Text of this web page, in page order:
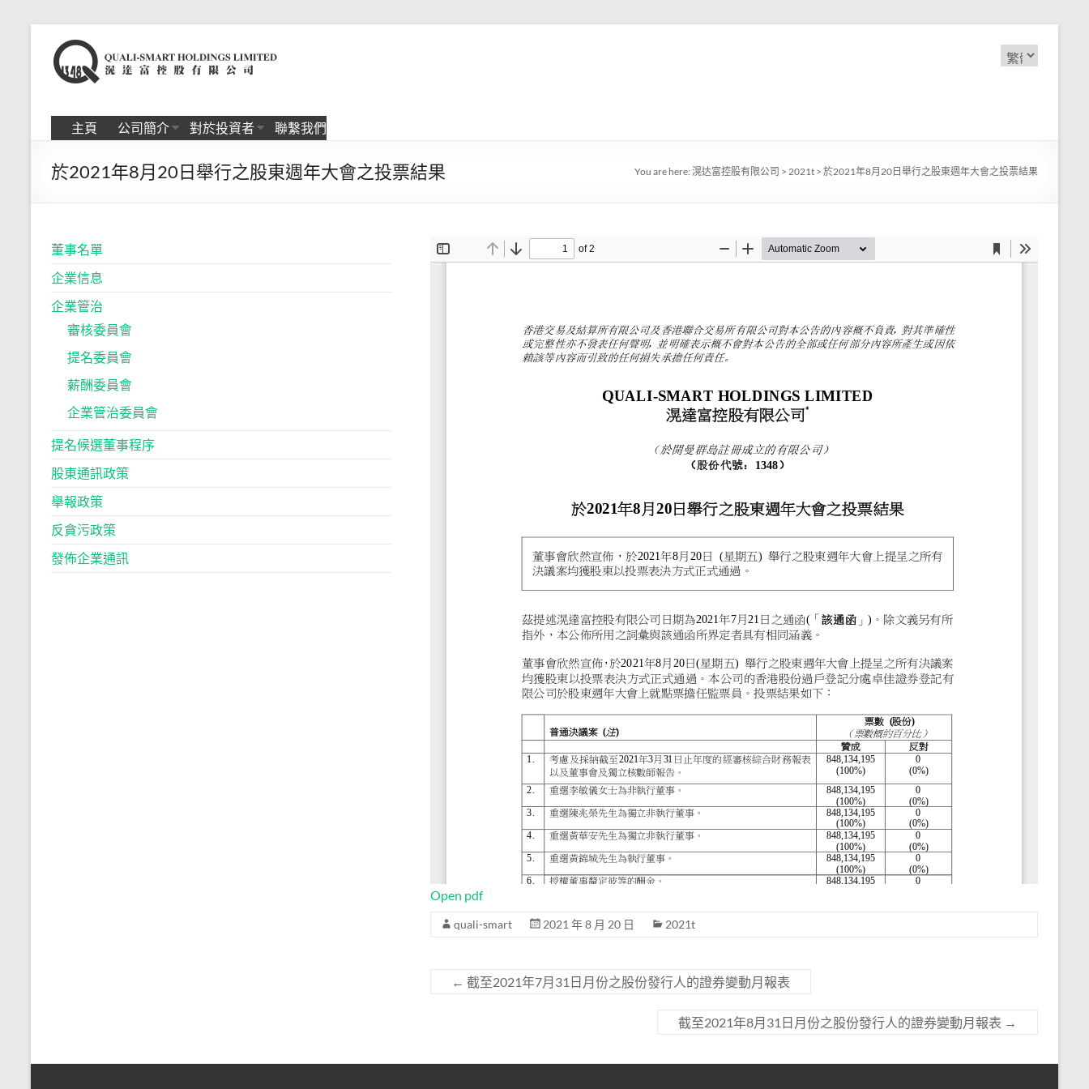
content
滉
达
富
控
股
限
公
司
Choose
a
主頁 公司簡介 對於投資者 聯繫我們
於2021年8月20日舉行之股東週年大會之投票結果 You are here: 滉达富控股有限公司 > 2021t > 於2021年8月20日舉行之股東週年大會之投票結果
Open pdf
quali-smart 2021 年 8 月 20 日 2021t
← 截至2021年7月31日月份之股份發行人的證券變動月報表
截至2021年8月31日月份之股份發行人的證券變動月報表 →
董事名單
企業信息
企業管治
審核委員會
提名委員會
薪酬委員會
企業管治委員會
提名候選董事程序
股東通訊政策
舉報政策
反貪污政策
發佈企業通訊